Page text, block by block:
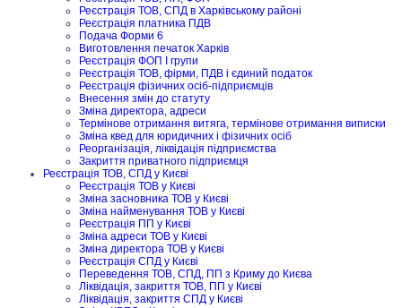
Реєстрація ТОВ, СПД в Харківському районі
Реєстрація платника ПДВ
Подача Форми 6
Виготовлення печаток Харків
Реєстрація ФОП I групи
Реєстрація ТОВ, фірми, ПДВ і єдиний податок
Реєстрація фізичних осіб-підприємців
Внесення змін до статуту
Зміна директора, адреси
Термінове отримання витяга, термінове отримання виписки
Зміна квед для юридичних і фізичних осіб
Реорганізація, ліквідація підприємства
Закриття приватного підприємця
Реєстрація ТОВ, СПД у Києві
Реєстрація ТОВ у Києві
Зміна засновника ТОВ у Києві
Зміна найменування ТОВ у Києві
Реєстрація ПП у Києві
Зміна адреси ТОВ у Києві
Зміна директора ТОВ у Києві
Реєстрація СПД у Києві
Переведення ТОВ, СПД, ПП з Криму до Києва
Ліквідація, закриття ТОВ, ПП у Києві
Ліквідація, закриття СПД у Києві